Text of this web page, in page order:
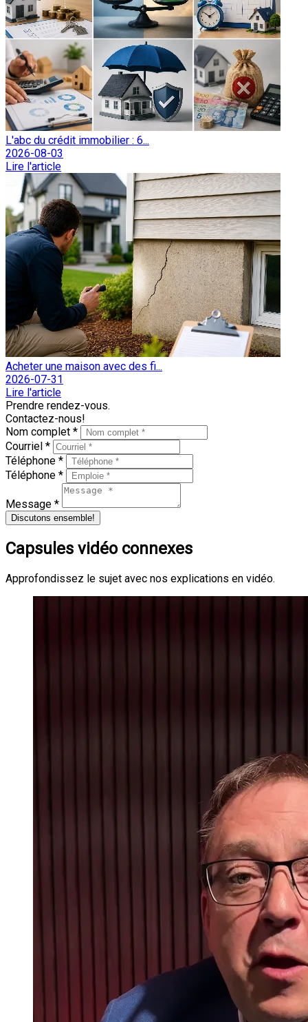
L'abc du crédit immobilier : 6...
2026-08-03
Lire l'article
Acheter une maison avec des fi...
2026-07-31
Lire l'article
Prendre rendez-vous.
Contactez-nous!
Nom complet *
Courriel *
Téléphone *
Téléphone *
Message *
Discutons ensemble!
Capsules vidéo connexes
Approfondissez le sujet avec nos explications en vidéo.